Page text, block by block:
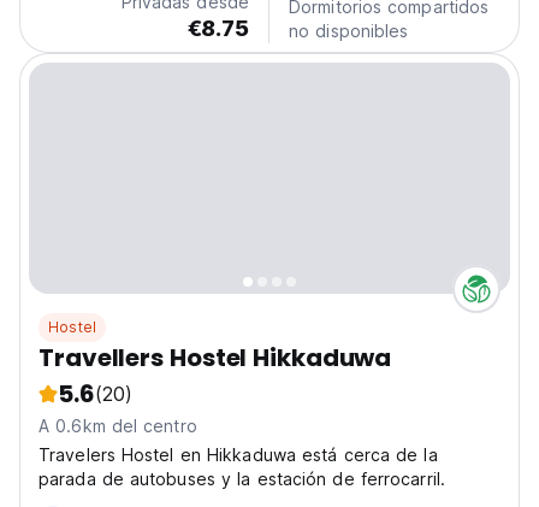
€8.75
Dormitorios compartidos
no disponibles
Hostel
Travellers Hostel Hikkaduwa
5.6(20)
A 0.6km del centro
Travelers Hostel en Hikkaduwa está cerca de la
parada de autobuses y la estación de ferrocarril.